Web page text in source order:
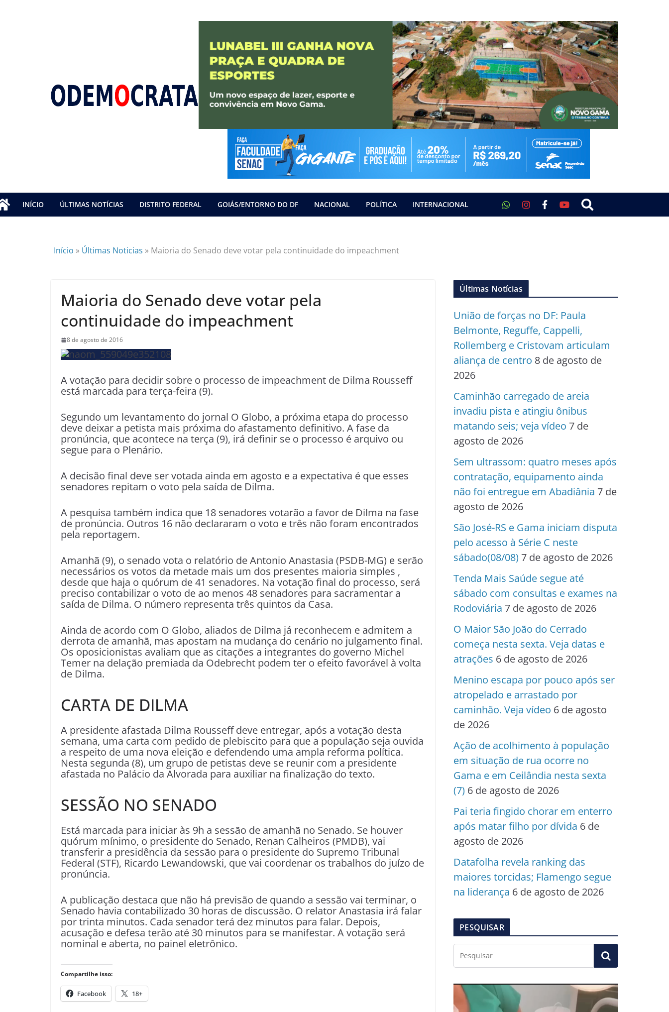
INÍCIO ÚLTIMAS NOTÍCIAS DISTRITO FEDERAL GOIÁS/ENTORNO DO DF NACIONAL POLÍTICA INTERNACIONAL
Início » Últimas Noticias » Maioria do Senado deve votar pela continuidade do impeachment
Maioria do Senado deve votar pela
continuidade do impeachment
8 de agosto de 2016
A votação para decidir sobre o processo de impeachment de Dilma Rousseff
está marcada para terça-feira (9).
Segundo um levantamento do jornal O Globo, a próxima etapa do processo
deve deixar a petista mais próxima do afastamento definitivo. A fase da
pronúncia, que acontece na terça (9), irá definir se o processo é arquivo ou
segue para o Plenário.
A decisão final deve ser votada ainda em agosto e a expectativa é que esses
senadores repitam o voto pela saída de Dilma.
A pesquisa também indica que 18 senadores votarão a favor de Dilma na fase
de pronúncia. Outros 16 não declararam o voto e três não foram encontrados
pela reportagem.
Amanhã (9), o senado vota o relatório de Antonio Anastasia (PSDB-MG) e serão
necessários os votos da metade mais um dos presentes maioria simples ,
desde que haja o quórum de 41 senadores. Na votação final do processo, será
preciso contabilizar o voto de ao menos 48 senadores para sacramentar a
saída de Dilma. O número representa três quintos da Casa.
Ainda de acordo com O Globo, aliados de Dilma já reconhecem e admitem a
derrota de amanhã, mas apostam na mudança do cenário no julgamento final.
Os oposicionistas avaliam que as citações a integrantes do governo Michel
Temer na delação premiada da Odebrecht podem ter o efeito favorável à volta
de Dilma.
CARTA DE DILMA
A presidente afastada Dilma Rousseff deve entregar, após a votação desta
semana, uma carta com pedido de plebiscito para que a população seja ouvida
a respeito de uma nova eleição e defendendo uma ampla reforma política.
Nesta segunda (8), um grupo de petistas deve se reunir com a presidente
afastada no Palácio da Alvorada para auxiliar na finalização do texto.
SESSÃO NO SENADO
Está marcada para iniciar às 9h a sessão de amanhã no Senado. Se houver
quórum mínimo, o presidente do Senado, Renan Calheiros (PMDB), vai
transferir a presidência da sessão para o presidente do Supremo Tribunal
Federal (STF), Ricardo Lewandowski, que vai coordenar os trabalhos do juízo de
pronúncia.
A publicação destaca que não há previsão de quando a sessão vai terminar, o
Senado havia contabilizado 30 horas de discussão. O relator Anastasia irá falar
por trinta minutos. Cada senador terá dez minutos para falar. Depois,
acusação e defesa terão até 30 minutos para se manifestar. A votação será
nominal e aberta, no painel eletrônico.
Compartilhe isso:
Facebook 18+
Últimas Notícias
União de forças no DF: Paula
Belmonte, Reguffe, Cappelli,
Rollemberg e Cristovam articulam
aliança de centro 8 de agosto de
2026
Caminhão carregado de areia
invadiu pista e atingiu ônibus
matando seis; veja vídeo 7 de
agosto de 2026
Sem ultrassom: quatro meses após
contratação, equipamento ainda
não foi entregue em Abadiânia 7 de
agosto de 2026
São José-RS e Gama iniciam disputa
pelo acesso à Série C neste
sábado(08/08) 7 de agosto de 2026
Tenda Mais Saúde segue até
sábado com consultas e exames na
Rodoviária 7 de agosto de 2026
O Maior São João do Cerrado
começa nesta sexta. Veja datas e
atrações 6 de agosto de 2026
Menino escapa por pouco após ser
atropelado e arrastado por
caminhão. Veja vídeo 6 de agosto
de 2026
Ação de acolhimento à população
em situação de rua ocorre no
Gama e em Ceilândia nesta sexta
(7) 6 de agosto de 2026
Pai teria fingido chorar em enterro
após matar filho por dívida 6 de
agosto de 2026
Datafolha revela ranking das
maiores torcidas; Flamengo segue
na liderança 6 de agosto de 2026
PESQUISAR